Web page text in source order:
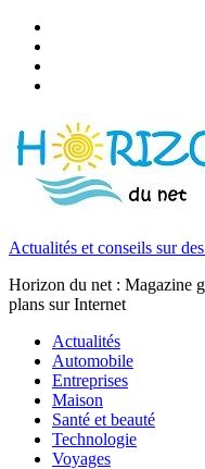
Actualités et conseils sur
Horizon du net : Magazine
plans sur Internet
Actualités
Automobile
Entreprises
Maison
Santé et beauté
Technologie
Voyages